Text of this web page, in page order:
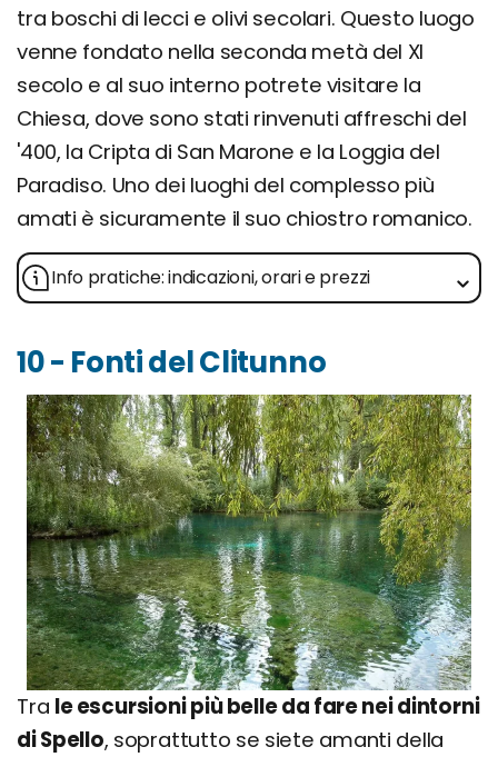
tra boschi di lecci e olivi secolari. Questo luogo
venne fondato nella seconda metà del XI
secolo e al suo interno potrete visitare la
Chiesa, dove sono stati rinvenuti affreschi del
'400, la Cripta di San Marone e la Loggia del
Paradiso. Uno dei luoghi del complesso più
amati è sicuramente il suo chiostro romanico.
Info pratiche: indicazioni, orari e prezzi
10 - Fonti del Clitunno
Tra le escursioni più belle da fare nei dintorni
di Spello, soprattutto se siete amanti della